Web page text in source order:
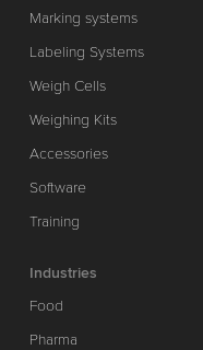
Marking systems
Labeling Systems
Weigh Cells
Weighing Kits
Accessories
Software
Training
Industries
Food
Pharma